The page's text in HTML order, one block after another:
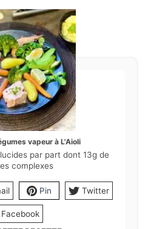
vapeur à L'Aioli
par part dont 13g de
complexes
Pin Twitter
Facebook